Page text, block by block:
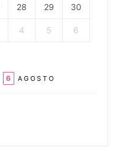
28 29 30
4 5 6
6 AGOSTO